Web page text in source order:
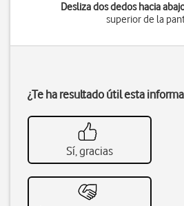
Desliza dos dedos hacia
superior de la
¿Te ha resultado útil esta
Sí, gracias